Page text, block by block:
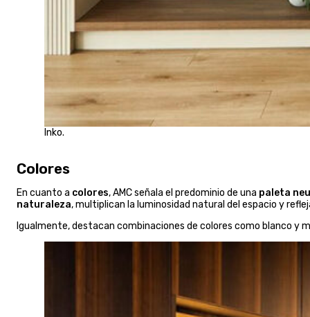
Inko.
Colores
En cuanto a colores, AMC señala el predominio de una paleta
naturaleza, multiplican la luminosidad natural del espacio y
Igualmente, destacan combinaciones de colores como blanco y